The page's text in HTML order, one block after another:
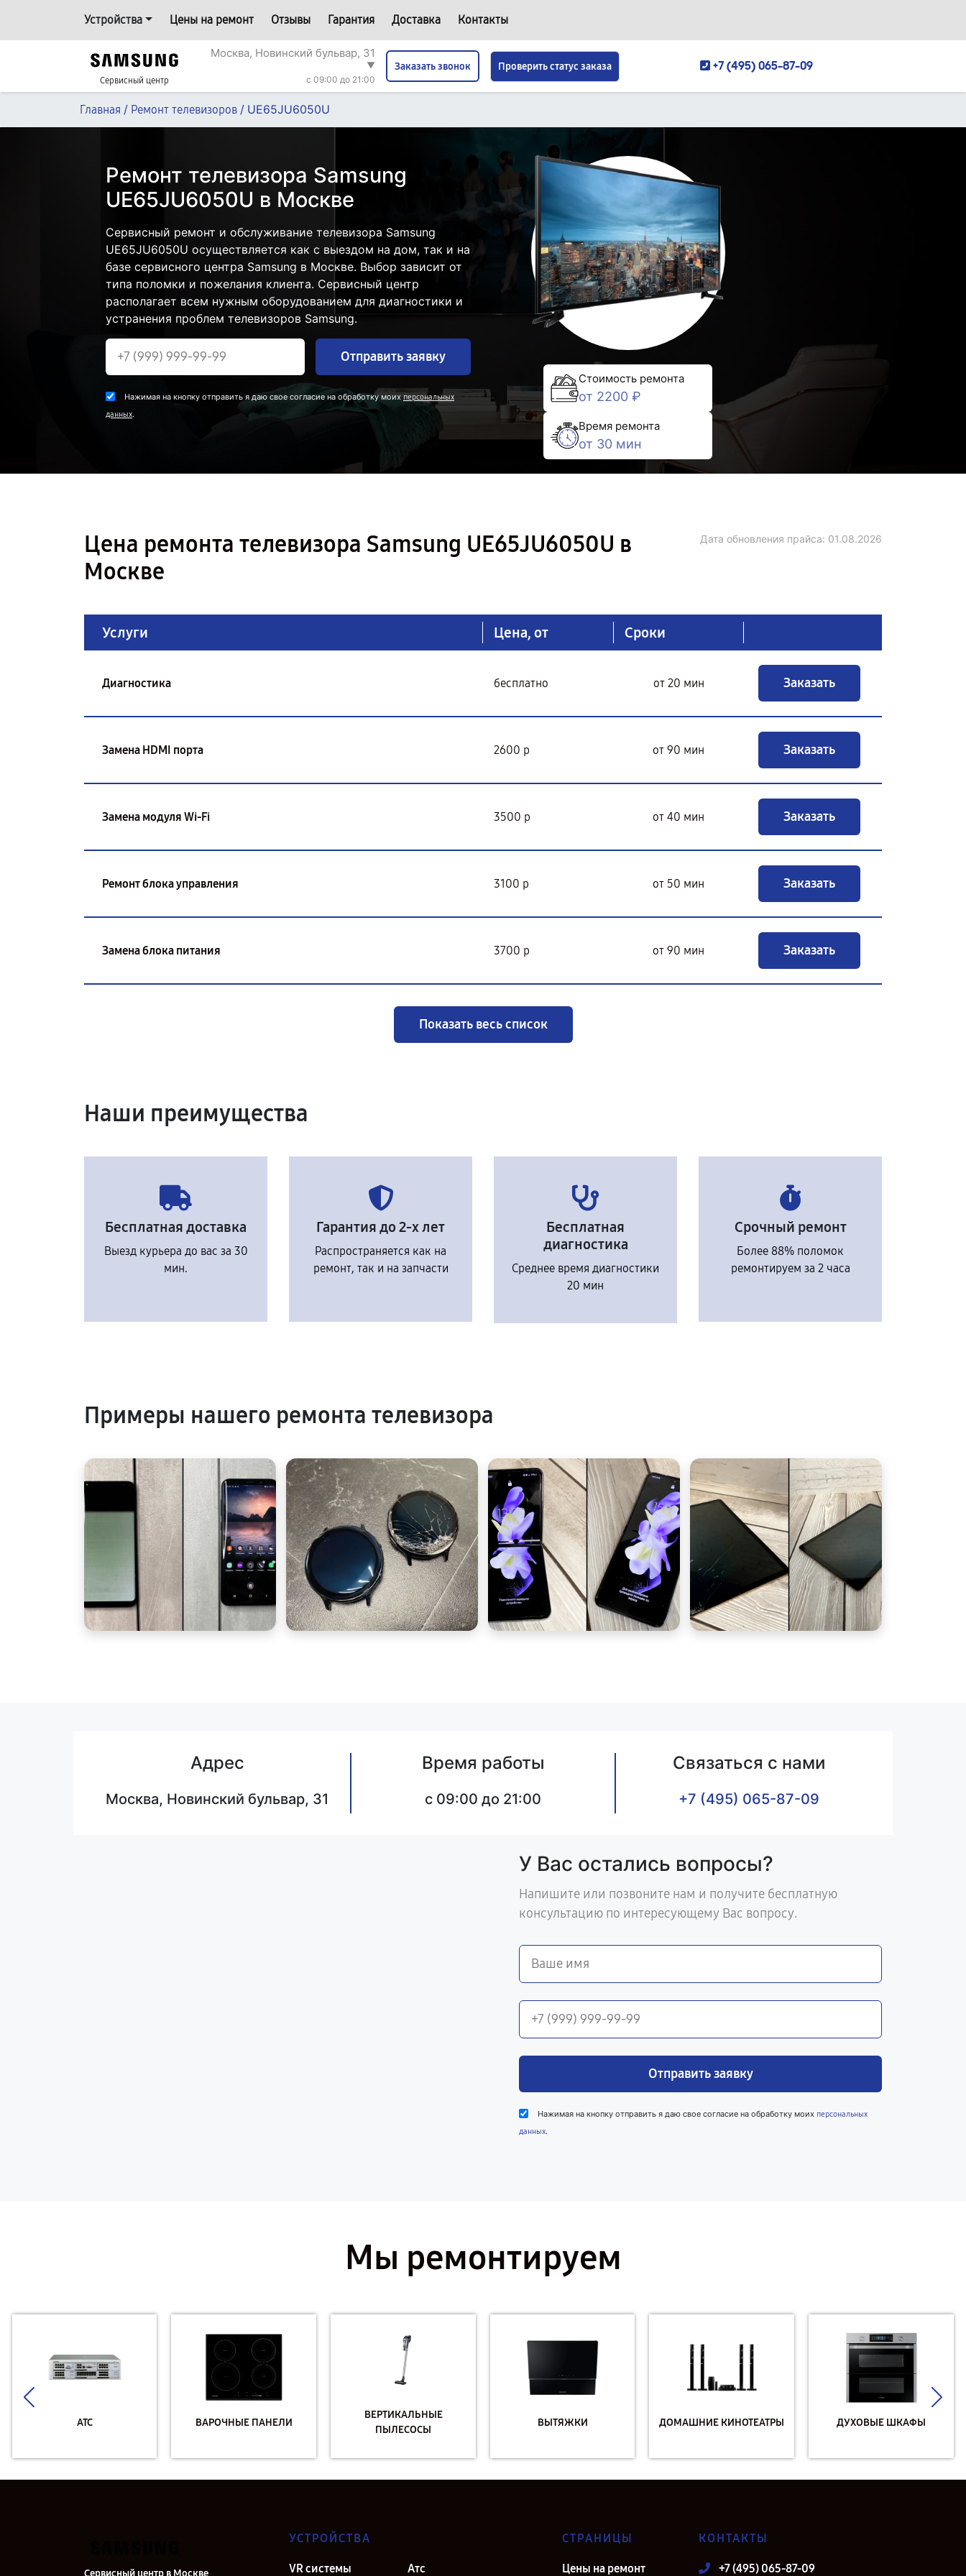
Устройства Цены на ремонт Отзывы Гарантия Доставка Контакты
Сервисный центр
Москва, Новинский бульвар, 31
▼
c 09:00 до 21:00
Заказать звонок Проверить статус заказа +7 (495) 065-87-09
Главная / Ремонт телевизоров / UE65JU6050U
Ремонт телевизора Samsung
UE65JU6050U в Москве
Сервисный ремонт и обслуживание телевизора Samsung
UE65JU6050U осуществляется как с выездом на дом, так и на
базе сервисного центра Samsung в Москве. Выбор зависит от
типа поломки и пожелания клиента. Сервисный центр
располагает всем нужным оборудованием для диагностики и
устранения проблем телевизоров Samsung.
Отправить заявку
Нажимая на кнопку отправить я даю свое согласие на обработку моихперсональных
данных.
Стоимость ремонта
от 2200 ₽
Время ремонта
от 30 мин
Цена ремонта телевизора Samsung UE65JU6050U в
Москве
Дата обновления прайса: 01.08.2026
Услуги Цена, от Сроки
Диагностика бесплатно от 20 мин Заказать
Замена HDMI порта 2600 р от 90 мин Заказать
Замена модуля Wi-Fi 3500 р от 40 мин Заказать
Ремонт блока управления 3100 р от 50 мин Заказать
Замена блока питания 3700 р от 90 мин Заказать
Показать весь список
Наши преимущества
Бесплатная доставка
Выезд курьера до вас за 30
мин.
Гарантия до 2-х лет
Распространяется как на
ремонт, так и на запчасти
Бесплатная
диагностика
Среднее время диагностики
20 мин
Срочный ремонт
Более 88% поломок
ремонтируем за 2 часа
Примеры нашего ремонта телевизора
Адрес
Москва, Новинский бульвар, 31
Время работы
c 09:00 до 21:00
Связаться с нами
+7 (495) 065-87-09
У Вас остались вопросы?
Напишите или позвоните нам и получите бесплатную
консультацию по интересующему Вас вопросу.
Отправить заявку
Нажимая на кнопку отправить я даю свое согласие на обработку моих персональных
данных.
Мы ремонтируем
АТС ВАРОЧНЫЕ ПАНЕЛИ
ВЕРТИКАЛЬНЫЕ
ПЫЛЕСОСЫ
ВЫТЯЖКИ ДОМАШНИЕ КИНОТЕАТРЫ ДУХОВЫЕ ШКАФЫ
Сервисный центр в Москве
УСТРОЙСТВА
VR системы Атс
СТРАНИЦЫ
Цены на ремонт
КОНТАКТЫ
+7 (495) 065-87-09